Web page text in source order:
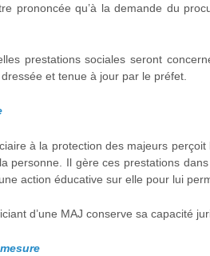
prononcée qu’à la demande du
prestations sociales seront
et tenue à jour par le préfet.
à la protection des majeurs
personne. Il gère ces prestations
action éducative sur elle pour lui
d’une MAJ conserve sa capacité